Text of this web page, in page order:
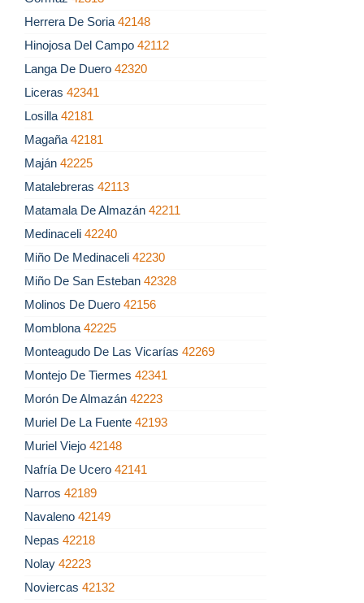
Herrera De Soria 42148
Hinojosa Del Campo 42112
Langa De Duero 42320
Liceras 42341
Losilla 42181
Magaña 42181
Maján 42225
Matalebreras 42113
Matamala De Almazán 42211
Medinaceli 42240
Miño De Medinaceli 42230
Miño De San Esteban 42328
Molinos De Duero 42156
Momblona 42225
Monteagudo De Las Vicarías 42269
Montejo De Tiermes 42341
Morón De Almazán 42223
Muriel De La Fuente 42193
Muriel Viejo 42148
Nafría De Ucero 42141
Narros 42189
Navaleno 42149
Nepas 42218
Nolay 42223
Noviercas 42132